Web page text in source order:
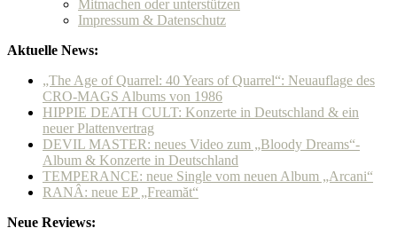
Mitmachen oder unterstützen
Impressum & Datenschutz
Aktuelle News:
„The Age of Quarrel: 40 Years of Quarrel“: Neuauflage des
CRO-MAGS Albums von 1986
HIPPIE DEATH CULT: Konzerte in Deutschland & ein
neuer Plattenvertrag
DEVIL MASTER: neues Video zum „Bloody Dreams“-
Album & Konzerte in Deutschland
TEMPERANCE: neue Single vom neuen Album „Arcani“
RANÂ: neue EP „Freamăt“
Neue Reviews: